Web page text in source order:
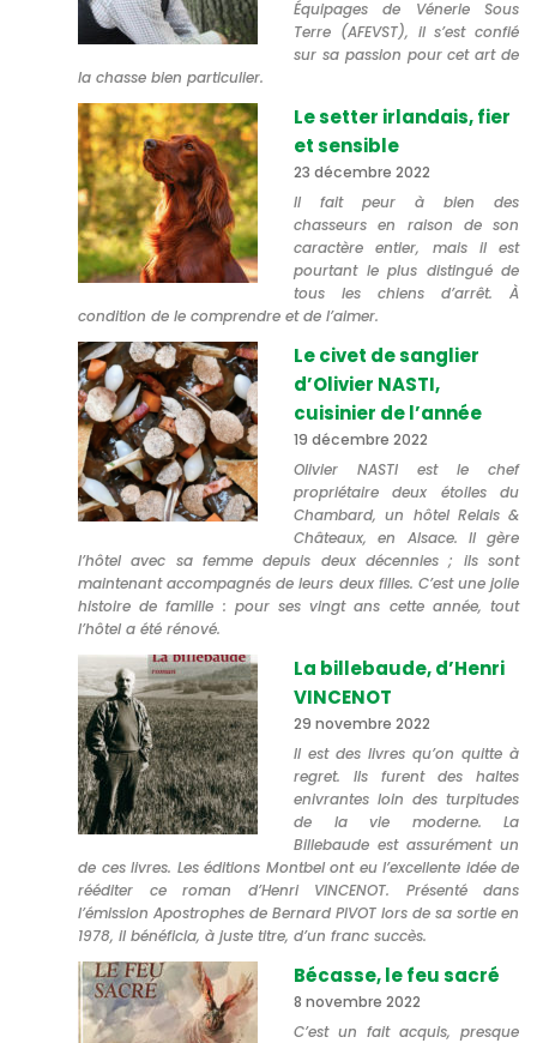
Équipages de Vénerie Sous
Terre (AFEVST), il s’est confié
sur sa passion pour cet art de
la chasse bien particulier.
Le setter irlandais, fier
et sensible
23 décembre 2022
Il fait peur à bien des
chasseurs en raison de son
caractère entier, mais il est
pourtant le plus distingué de
tous les chiens d’arrêt. À
condition de le comprendre et de l’aimer.
Le civet de sanglier
d’Olivier NASTI,
cuisinier de l’année
19 décembre 2022
Olivier NASTI est le chef
propriétaire deux étoiles du
Chambard, un hôtel Relais &
Châteaux, en Alsace. Il gère
l’hôtel avec sa femme depuis deux décennies ; ils sont
maintenant accompagnés de leurs deux filles. C’est une jolie
histoire de famille : pour ses vingt ans cette année, tout
l’hôtel a été rénové.
La billebaude, d’Henri
VINCENOT
29 novembre 2022
Il est des livres qu’on quitte à
regret. Ils furent des haltes
enivrantes loin des turpitudes
de la vie moderne. La
Billebaude est assurément un
de ces livres. Les éditions Montbel ont eu l’excellente idée de
rééditer ce roman d’Henri VINCENOT. Présenté dans
l’émission Apostrophes de Bernard PIVOT lors de sa sortie en
1978, il bénéficia, à juste titre, d’un franc succès.
Bécasse, le feu sacré
8 novembre 2022
C’est un fait acquis, presque